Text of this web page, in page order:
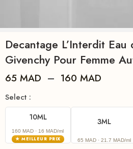
Decantage L’Interdit
Givenchy Pour Femme
65 MAD – 160 MAD
Select :
10ML
160 MAD · 16 MAD/ml
★ MEILLEUR PRIX
3ML
65 MAD· 21.7 MAD/ml